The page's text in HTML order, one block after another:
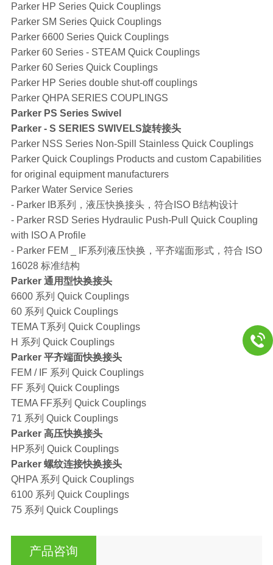
Parker HP Series Quick Couplings
Parker SM Series Quick Couplings
Parker 6600 Series Quick Couplings
Parker 60 Series - STEAM Quick Couplings
Parker 60 Series Quick Couplings
Parker HP Series double shut-off couplings
Parker QHPA SERIES COUPLINGS
Parker PS Series Swivel
Parker - S SERIES SWIVELS旋转接头
Parker NSS Series Non-Spill Stainless Quick Couplings
Parker Quick Couplings Products and custom Capabilities
for original equipment manufacturers
Parker Water Service Series
- Parker IB系列，液压快换接头，符合ISO B结构设计
- Parker RSD Series Hydraulic Push-Pull Quick Coupling
with ISO A Profile
- Parker FEM _ IF系列液压快换，平齐端面形式，符合 ISO
16028 标准结构
Parker 通用型快换接头
6600 系列 Quick Couplings
60 系列 Quick Couplings
TEMA T系列 Quick Couplings
H 系列 Quick Couplings
Parker 平齐端面快换接头
FEM / IF 系列 Quick Couplings
FF 系列 Quick Couplings
TEMA FF系列 Quick Couplings
71 系列 Quick Couplings
Parker 高压快换接头
HP系列 Quick Couplings
Parker 螺纹连接快换接头
QHPA 系列 Quick Couplings
6100 系列 Quick Couplings
75 系列 Quick Couplings
产品咨询